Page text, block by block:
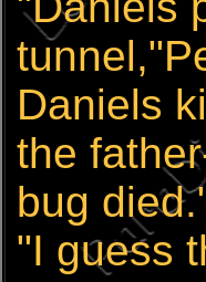
Daniels
the
bug
"I guess